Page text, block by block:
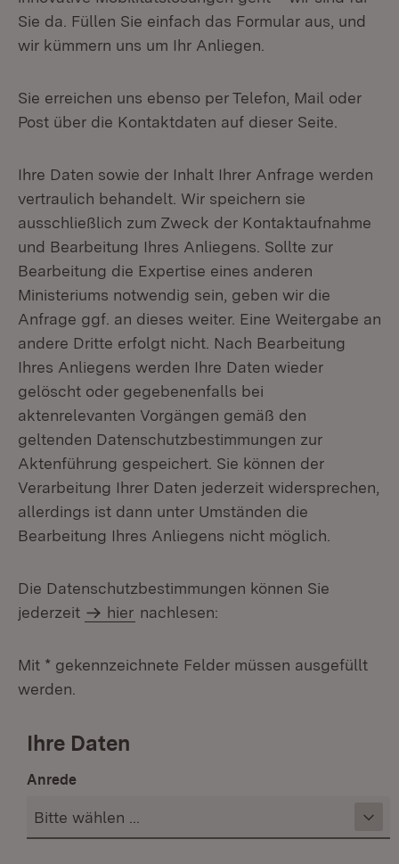
Sie da. Füllen Sie einfach das Formular aus, und
wir kümmern uns um Ihr Anliegen.
Sie erreichen uns ebenso per Telefon, Mail oder
Post über die Kontaktdaten auf dieser Seite.
Ihre Daten sowie der Inhalt Ihrer Anfrage werden
vertraulich behandelt. Wir speichern sie
ausschließlich zum Zweck der Kontaktaufnahme
und Bearbeitung Ihres Anliegens. Sollte zur
Bearbeitung die Expertise eines anderen
Ministeriums notwendig sein, geben wir die
Anfrage ggf. an dieses weiter. Eine Weitergabe an
andere Dritte erfolgt nicht. Nach Bearbeitung
Ihres Anliegens werden Ihre Daten wieder
gelöscht oder gegebenenfalls bei
aktenrelevanten Vorgängen gemäß den
geltenden Datenschutzbestimmungen zur
Aktenführung gespeichert. Sie können der
Verarbeitung Ihrer Daten jederzeit widersprechen,
allerdings ist dann unter Umständen die
Bearbeitung Ihres Anliegens nicht möglich.
Die Datenschutzbestimmungen können Sie
jederzeit
hier nachlesen:
Mit * gekennzeichnete Felder müssen ausgefüllt
werden.
Ihre Daten
Anrede